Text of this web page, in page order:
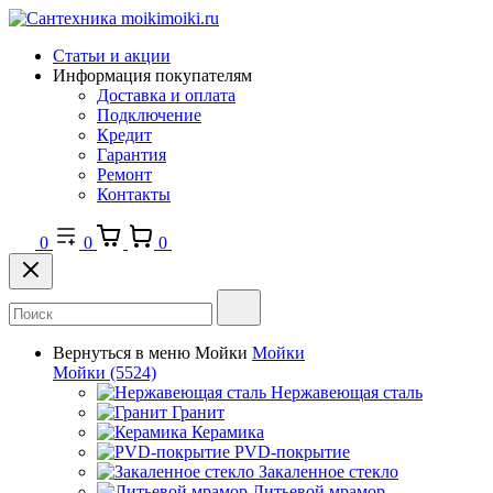
Статьи и акции
Информация покупателям
Доставка и оплата
Подключение
Кредит
Гарантия
Ремонт
Контакты
0 0 0
Вернуться в меню Мойки Мойки
Мойки (5524)
Нержавеющая сталь
Гранит
Керамика
PVD-покрытие
Закаленное стекло